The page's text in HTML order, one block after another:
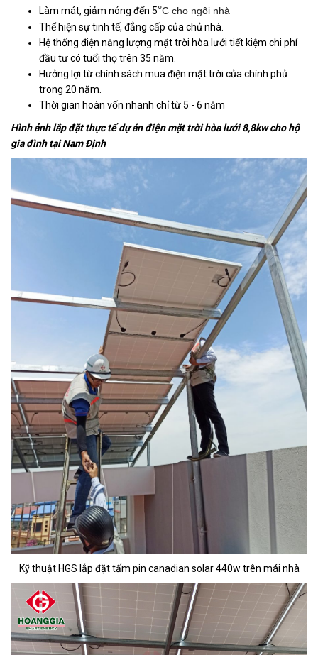
Làm mát, giảm nóng đến 5°C cho ngôi nhà
Thể hiện sự tinh tế, đẳng cấp của chủ nhà.
Hệ thống điện năng lượng mặt trời hòa lưới tiết kiệm chi phí
đầu tư có tuổi thọ trên 35 năm.
Hưởng lợi từ chính sách mua điện mặt trời của chính phủ
trong 20 năm.
Thời gian hoàn vốn nhanh chỉ từ 5 - 6 năm
Hình ảnh lắp đặt thực tế dự án điện mặt trời hòa lưới 8,8kw cho hộ
gia đình tại Nam Định
Kỹ thuật HGS lắp đặt tấm pin canadian solar 440w trên mái nhà